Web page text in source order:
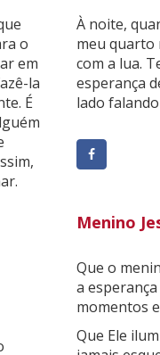
o
em
la
É
À noite,
meu quarto
com a lua.
esperança
lado
Menino
Que o
a
momentos
Que Ele